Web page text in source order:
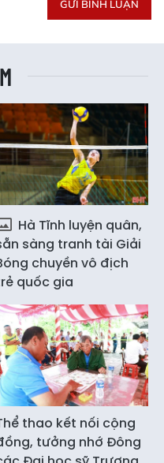
GỬI BÌNH LUẬN
Hà Tĩnh luyện quân,
sàng tranh tài Giải
chuyền vô địch
quốc gia
thao kết nối cộng
tưởng nhớ Đông